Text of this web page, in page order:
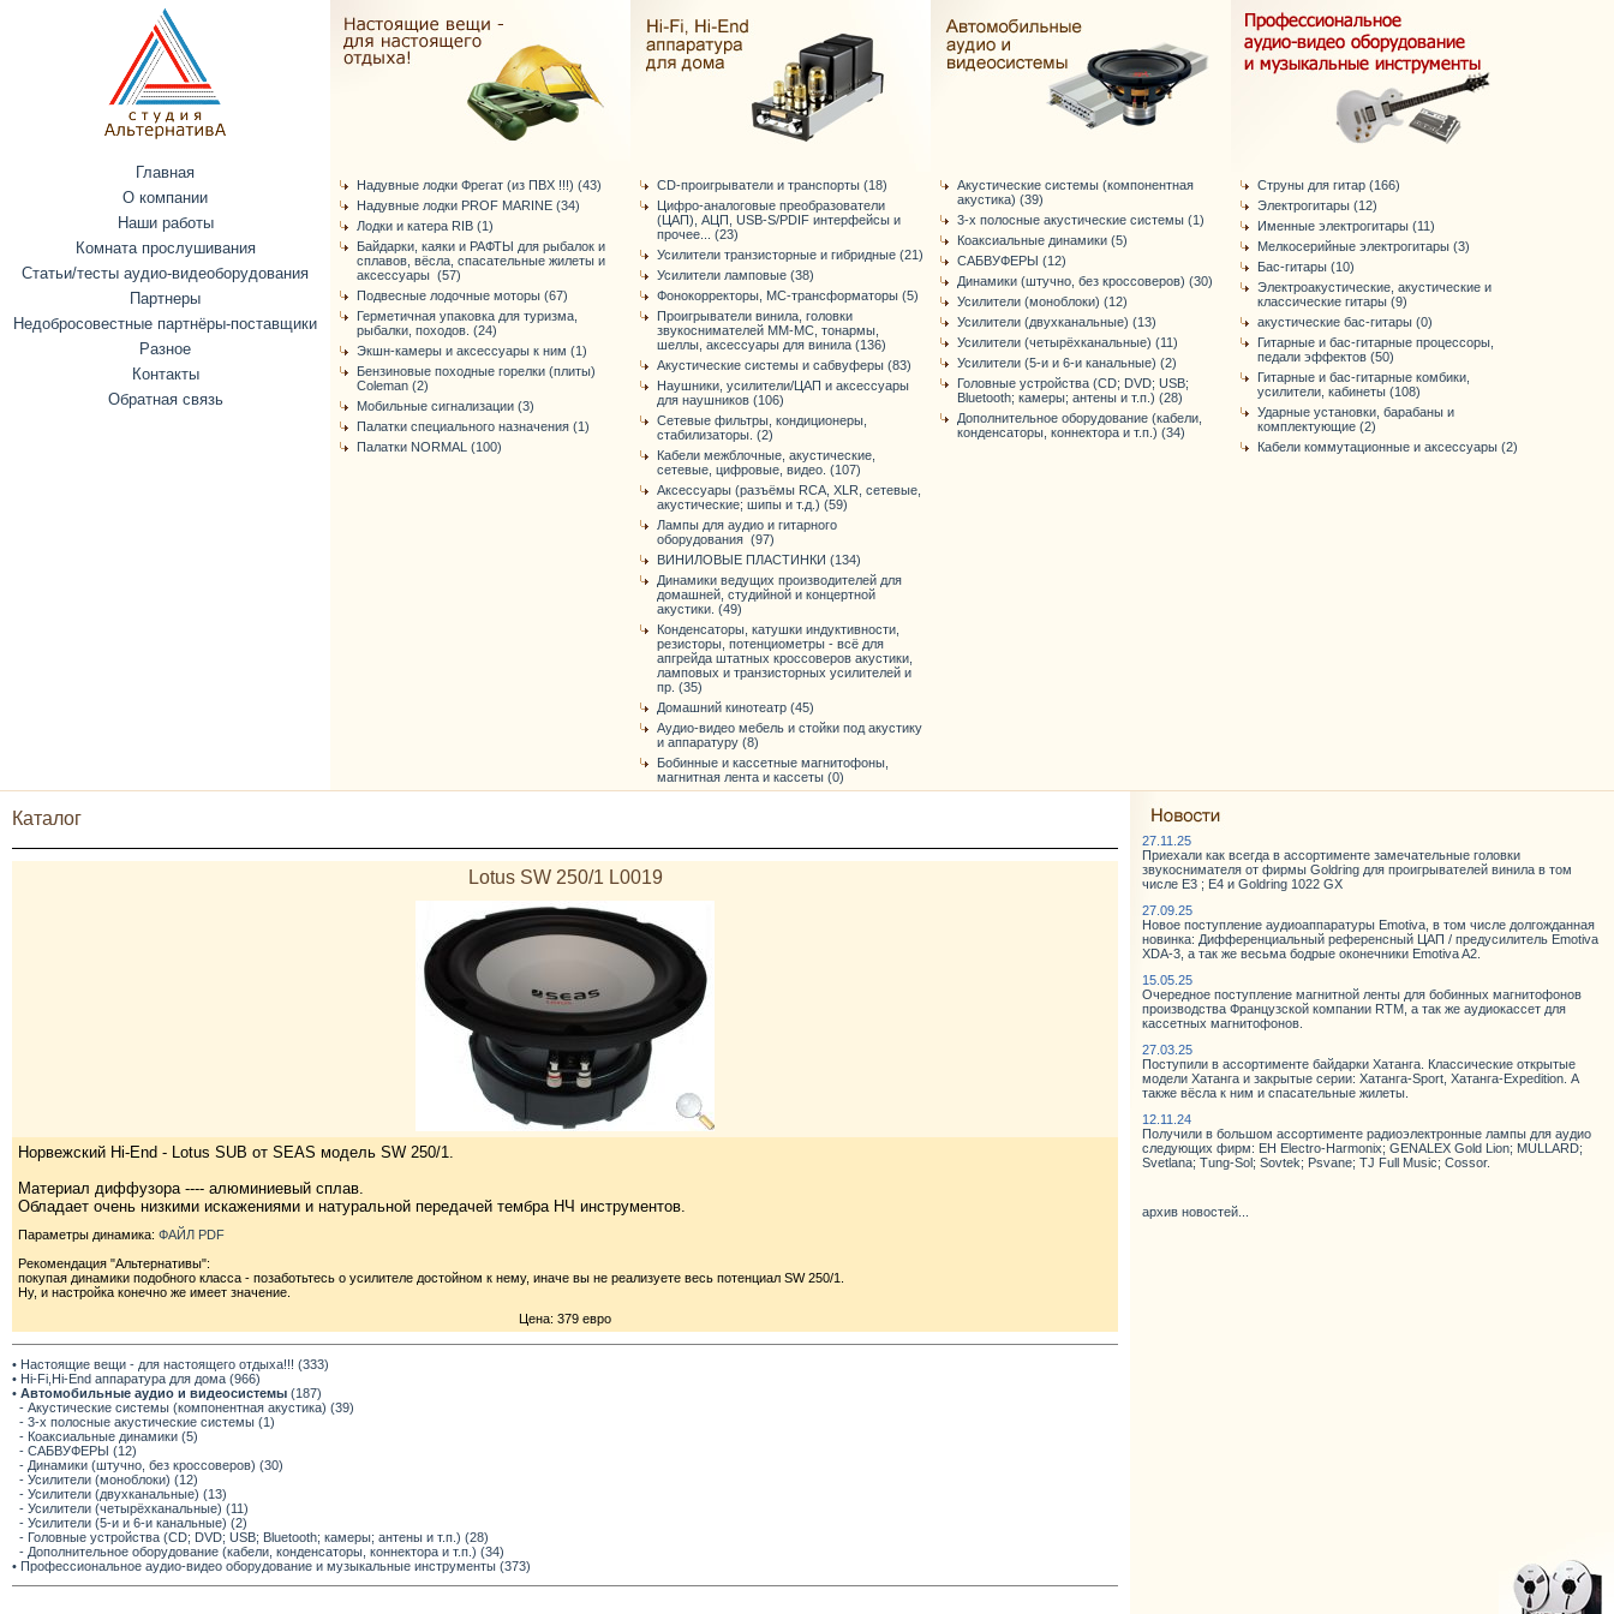
Главная
О компании
Наши работы
Комната прослушивания
Статьи/тесты аудио-видеоборудования
Партнеры
Недобросовестные партнёры-поставщики
Разное
Контакты
Обратная связь
Надувные лодки Фрегат (из ПВХ !!!) (43)
Надувные лодки PROF MARINE (34)
Лодки и катера RIB (1)
Байдарки, каяки и РАФТЫ для рыбалок и
сплавов, вёсла, спасательные жилеты и
аксессуары (57)
Подвесные лодочные моторы (67)
Герметичная упаковка для туризма,
рыбалки, походов. (24)
Экшн-камеры и аксессуары к ним (1)
Бензиновые походные горелки (плиты)
Coleman (2)
Мобильные сигнализации (3)
Палатки специального назначения (1)
Палатки NORMAL (100)
CD-проигрыватели и транспорты (18)
Цифро-аналоговые преобразователи
(ЦАП), АЦП, USB-S/PDIF интерфейсы и
прочее... (23)
Усилители транзисторные и гибридные (21)
Усилители ламповые (38)
Фонокорректоры, МС-трансформаторы (5)
Проигрыватели винила, головки
звукоснимателей ММ-МС, тонармы,
шеллы, аксессуары для винила (136)
Акустические системы и сабвуферы (83)
Наушники, усилители/ЦАП и аксессуары
для наушников (106)
Сетевые фильтры, кондиционеры,
стабилизаторы. (2)
Кабели межблочные, акустические,
сетевые, цифровые, видео. (107)
Аксессуары (разъёмы RCA, XLR, сетевые,
акустические; шипы и т.д.) (59)
Лампы для аудио и гитарного
оборудования (97)
ВИНИЛОВЫЕ ПЛАСТИНКИ (134)
Динамики ведущих производителей для
домашней, студийной и концертной
акустики. (49)
Конденсаторы, катушки индуктивности,
резисторы, потенциометры - всё для
апгрейда штатных кроссоверов акустики,
ламповых и транзисторных усилителей и
пр. (35)
Домашний кинотеатр (45)
Аудио-видео мебель и стойки под акустику
и аппаратуру (8)
Бобинные и кассетные магнитофоны,
магнитная лента и кассеты (0)
Акустические системы (компонентная
акустика) (39)
3-х полосные акустические системы (1)
Коаксиальные динамики (5)
САБВУФЕРЫ (12)
Динамики (штучно, без кроссоверов) (30)
Усилители (моноблоки) (12)
Усилители (двухканальные) (13)
Усилители (четырёхканальные) (11)
Усилители (5-и и 6-и канальные) (2)
Головные устройства (CD; DVD; USB;
Bluetooth; камеры; антены и т.п.) (28)
Дополнительное оборудование (кабели,
конденсаторы, коннектора и т.п.) (34)
Струны для гитар (166)
Электрогитары (12)
Именные электрогитары (11)
Мелкосерийные электрогитары (3)
Бас-гитары (10)
Электроакустические, акустические и
классические гитары (9)
акустические бас-гитары (0)
Гитарные и бас-гитарные процессоры,
педали эффектов (50)
Гитарные и бас-гитарные комбики,
усилители, кабинеты (108)
Ударные установки, барабаны и
комплектующие (2)
Кабели коммутационные и аксессуары (2)
Каталог
Lotus SW 250/1 L0019
Норвежский Hi-End - Lotus SUB от SEAS модель SW 250/1.
Материал диффузора ---- алюминиевый сплав.
Обладает очень низкими искажениями и натуральной передачей тембра НЧ инструментов.
Параметры динамика: ФАЙЛ PDF
Рекомендация "Альтернативы":
покупая динамики подобного класса - позаботьтесь о усилителе достойном к нему, иначе вы не реализуете весь потенциал SW 250/1.
Ну, и настройка конечно же имеет значение.
Цена: 379 евро
• Настоящие вещи - для настоящего отдыха!!! (333)
• Hi-Fi,Hi-End аппаратура для дома (966)
• Автомобильные аудио и видеосистемы (187)
- Акустические системы (компонентная акустика) (39)
- 3-х полосные акустические системы (1)
- Коаксиальные динамики (5)
- САБВУФЕРЫ (12)
- Динамики (штучно, без кроссоверов) (30)
- Усилители (моноблоки) (12)
- Усилители (двухканальные) (13)
- Усилители (четырёхканальные) (11)
- Усилители (5-и и 6-и канальные) (2)
- Головные устройства (CD; DVD; USB; Bluetooth; камеры; антены и т.п.) (28)
- Дополнительное оборудование (кабели, конденсаторы, коннектора и т.п.) (34)
• Профессиональное аудио-видео оборудование и музыкальные инструменты (373)
27.11.25
Приехали как всегда в ассортименте замечательные головки
звукоснимателя от фирмы Goldring для проигрывателей винила в том
числе E3 ; E4 и Goldring 1022 GX
27.09.25
Новое поступление аудиоаппаратуры Emotiva, в том числе долгожданная
новинка: Дифференциальный референсный ЦАП / предусилитель Emotiva
XDA-3, а так же весьма бодрые оконечники Emotiva A2.
15.05.25
Очередное поступление магнитной ленты для бобинных магнитофонов
производства Французской компании RTM, а так же аудиокассет для
кассетных магнитофонов.
27.03.25
Поступили в ассортименте байдарки Хатанга. Классические открытые
модели Хатанга и закрытые серии: Хатанга-Sport, Хатанга-Expedition. А
также вёсла к ним и спасательные жилеты.
12.11.24
Получили в большом ассортименте радиоэлектронные лампы для аудио
следующих фирм: EH Electro-Harmonix; GENALEX Gold Lion; MULLARD;
Svetlana; Tung-Sol; Sovtek; Psvane; TJ Full Music; Cossor.
архив новостей...